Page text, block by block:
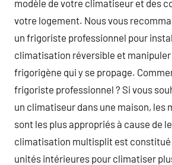
modèle de votre climatiseur et des
votre logement. Nous vous
un frigoriste professionnel pour
climatisation réversible et
frigorigène qui y se propage.
frigoriste professionnel ? Si vous
un climatiseur dans une maison, les
sont les plus appropriés à cause de
climatisation multisplit est
unités intérieures pour climatiser